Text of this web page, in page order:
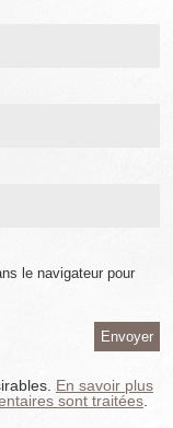
le navigateur pour
En savoir plus
sont traitées.